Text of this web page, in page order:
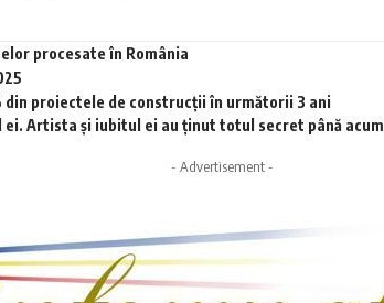
procesate în România
din proiectele de construcții în următorii 3 ani
Artista și iubitul ei au ținut totul secret până acum
- Advertisement -